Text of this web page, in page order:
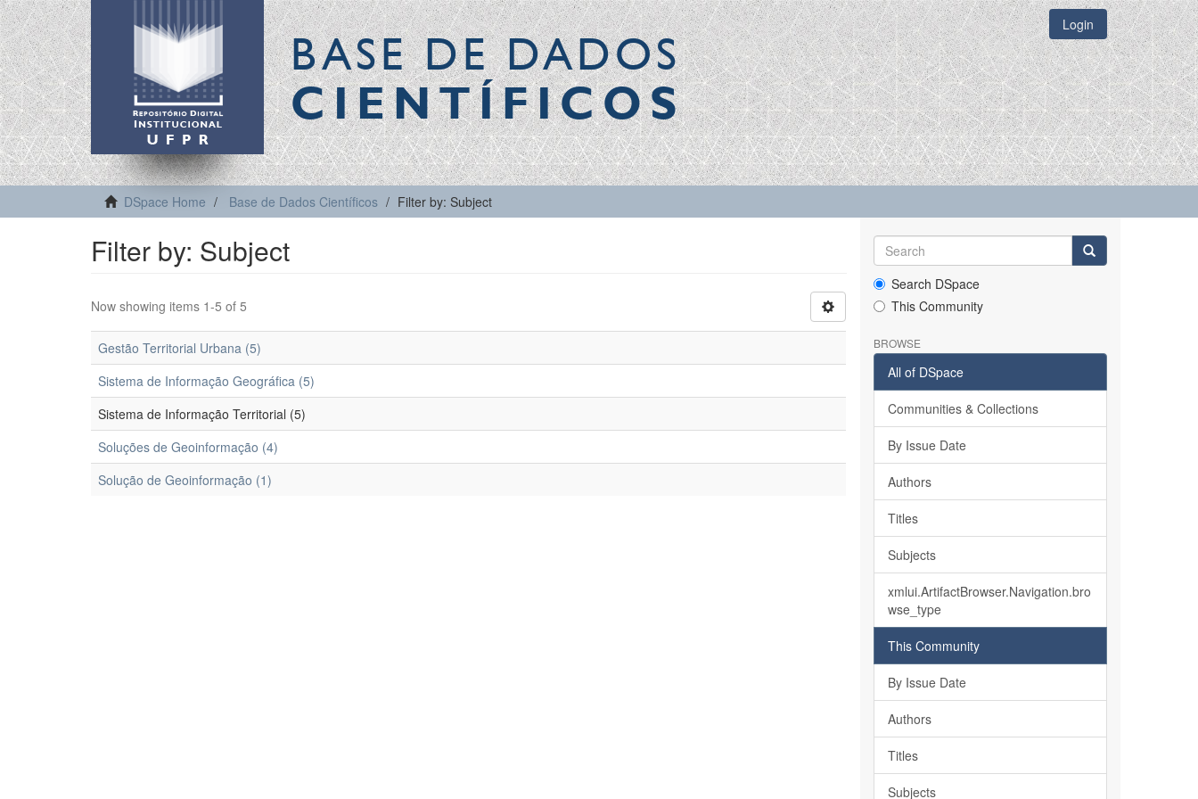
BASE DE DADOS
CIENTÍFICOS
Login
DSpace Home Base de Dados Científicos Filter by: Subject
Filter by: Subject
Now showing items 1-5 of 5
Gestão Territorial Urbana (5)
Sistema de Informação Geográfica (5)
Sistema de Informação Territorial (5)
Soluções de Geoinformação (4)
Solução de Geoinformação (1)
Search DSpace
This Community
BROWSE
All of DSpace
Communities & Collections
By Issue Date
Authors
Titles
Subjects
xmlui.ArtifactBrowser.Navigation.bro
wse_type
This Community
By Issue Date
Authors
Titles
Subjects